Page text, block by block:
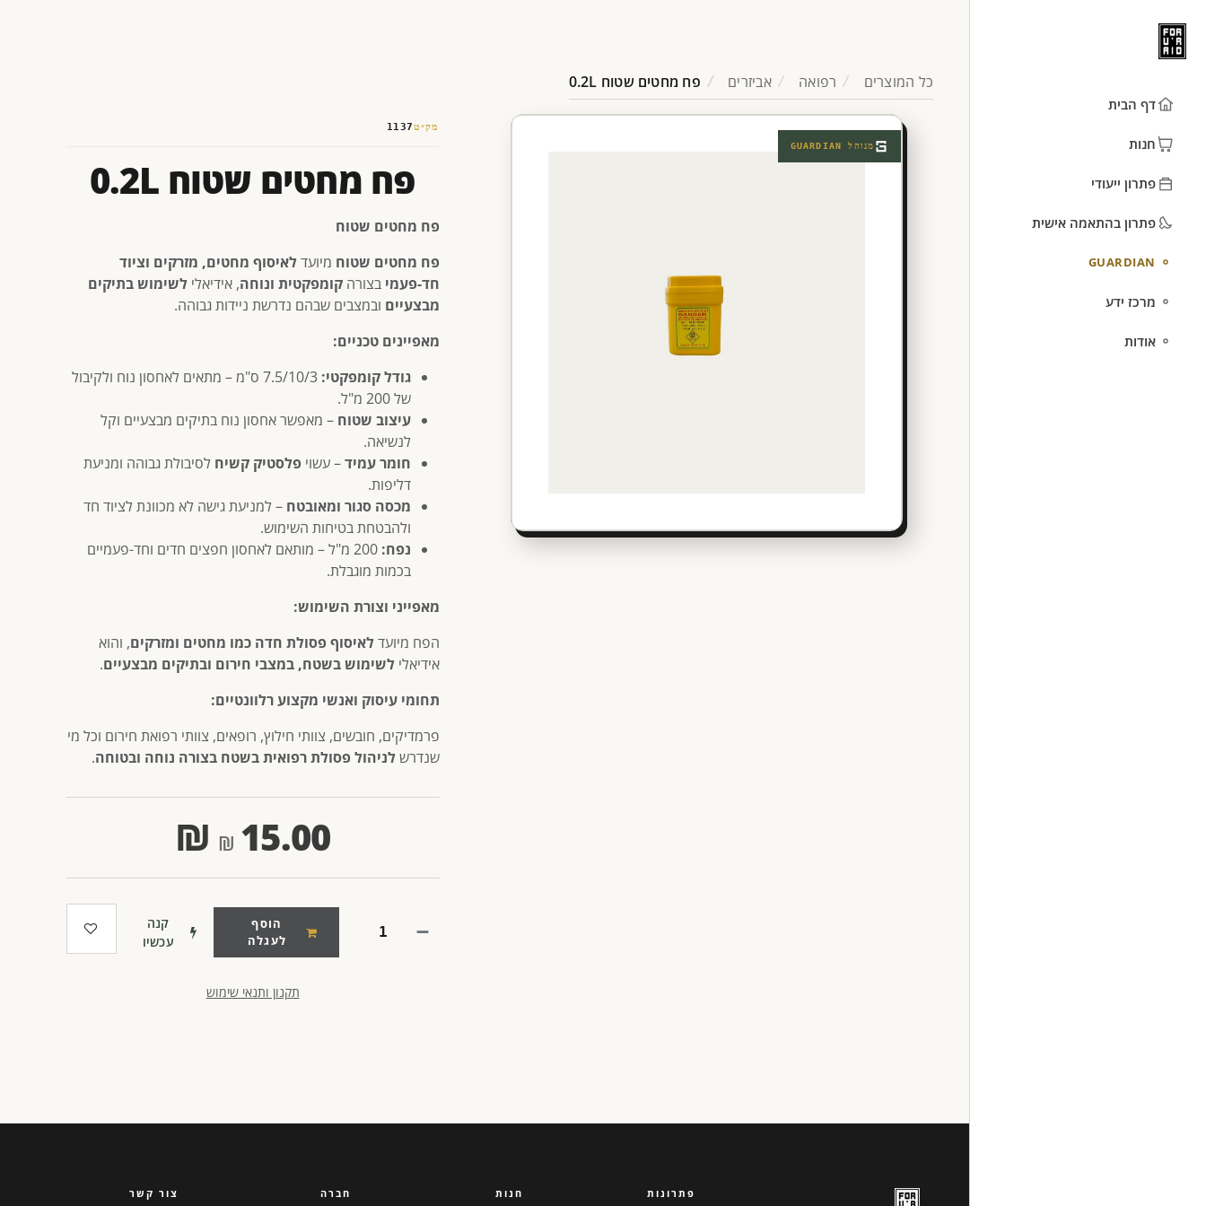
דף הבית
חנות
פתרון ייעודי
פתרון בהתאמה אישית
GUARDIAN
מרכז ידע
אודות
כל המוצרים רפואה אביזרים פח מחטים שטוח 0.2L
מנוהל GUARDIAN
מק״ט1137
פח מחטים שטוח 0.2L
פח מחטים שטוח
פח מחטים שטוח מיועד לאיסוף מחטים, מזרקים וציוד
חד-פעמי בצורהקומפקטית ונוחה, אידיאלי לשימוש בתיקים
מבצעיים ובמצבים שבהם נדרשת ניידות גבוהה.
מאפיינים טכניים:
גודל קומפקטי:
7.5/10/3 ס"מ – מתאים לאחסון נוח ולקיבול
של 200 מ"ל.
עיצוב שטוח – מאפשר אחסון נוח בתיקים מבצעיים וקל
לנשיאה.
חומר עמיד– עשויפלסטיק קשיח לסיבולת גבוהה ומניעת
דליפות.
מכסה סגור ומאובטח – למניעת גישה לא מכוונת לציוד חד
ולהבטחת בטיחות השימוש.
נפח:
200 מ"ל – מותאם לאחסון חפצים חדים וחד-פעמיים
בכמות מוגבלת.
מאפייני וצורת השימוש:
הפח מיועד לאיסוף פסולת חדה כמו מחטים ומזרקים, והוא
אידיאלי לשימוש בשטח, במצבי חירום ובתיקים מבצעיים.
תחומי עיסוק ואנשי מקצוע רלוונטיים:
פרמדיקים, חובשים, צוותי חילוץ, רופאים, צוותי רפואת חירום וכל מי
שנדרש לניהול פסולת רפואית בשטח בצורה נוחה ובטוחה.
15.00
₪
הוסף
לעגלה
קנה
עכשיו
תקנון ותנאי שימוש
פתרונות חנות חברה צור קשר